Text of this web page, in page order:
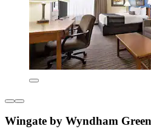
Wingate by Wyndham